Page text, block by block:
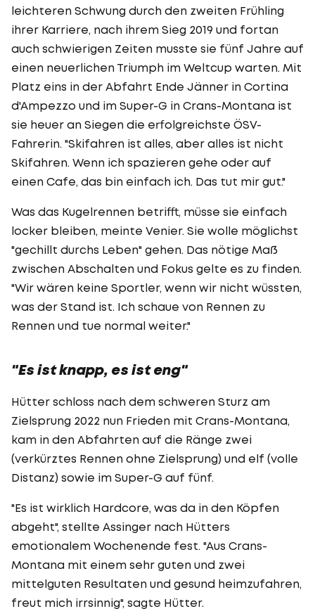
leichteren Schwung durch den zweiten Frühling
ihrer Karriere, nach ihrem Sieg 2019 und fortan
auch schwierigen Zeiten musste sie fünf Jahre auf
einen neuerlichen Triumph im Weltcup warten. Mit
Platz eins in der Abfahrt Ende Jänner in Cortina
d'Ampezzo und im Super-G in Crans-Montana ist
sie heuer an Siegen die erfolgreichste ÖSV-
Fahrerin. "Skifahren ist alles, aber alles ist nicht
Skifahren. Wenn ich spazieren gehe oder auf
einen Cafe, das bin einfach ich. Das tut mir gut."
Was das Kugelrennen betrifft, müsse sie einfach
locker bleiben, meinte Venier. Sie wolle möglichst
"gechillt durchs Leben" gehen. Das nötige Maß
zwischen Abschalten und Fokus gelte es zu finden.
"Wir wären keine Sportler, wenn wir nicht wüssten,
was der Stand ist. Ich schaue von Rennen zu
Rennen und tue normal weiter."
"Es ist knapp, es ist eng"
Hütter schloss nach dem schweren Sturz am
Zielsprung 2022 nun Frieden mit Crans-Montana,
kam in den Abfahrten auf die Ränge zwei
(verkürztes Rennen ohne Zielsprung) und elf (volle
Distanz) sowie im Super-G auf fünf.
"Es ist wirklich Hardcore, was da in den Köpfen
abgeht", stellte Assinger nach Hütters
emotionalem Wochenende fest. "Aus Crans-
Montana mit einem sehr guten und zwei
mittelguten Resultaten und gesund heimzufahren,
freut mich irrsinnig", sagte Hütter.